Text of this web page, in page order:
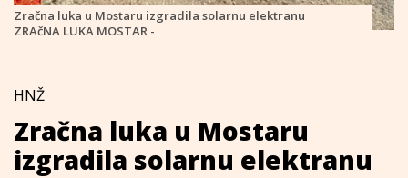
Zračna luka u Mostaru izgradila solarnu elektranu
ZRAčNA LUKA MOSTAR -
HNŽ
Zračna luka u Mostaru
izgradila solarnu elektranu